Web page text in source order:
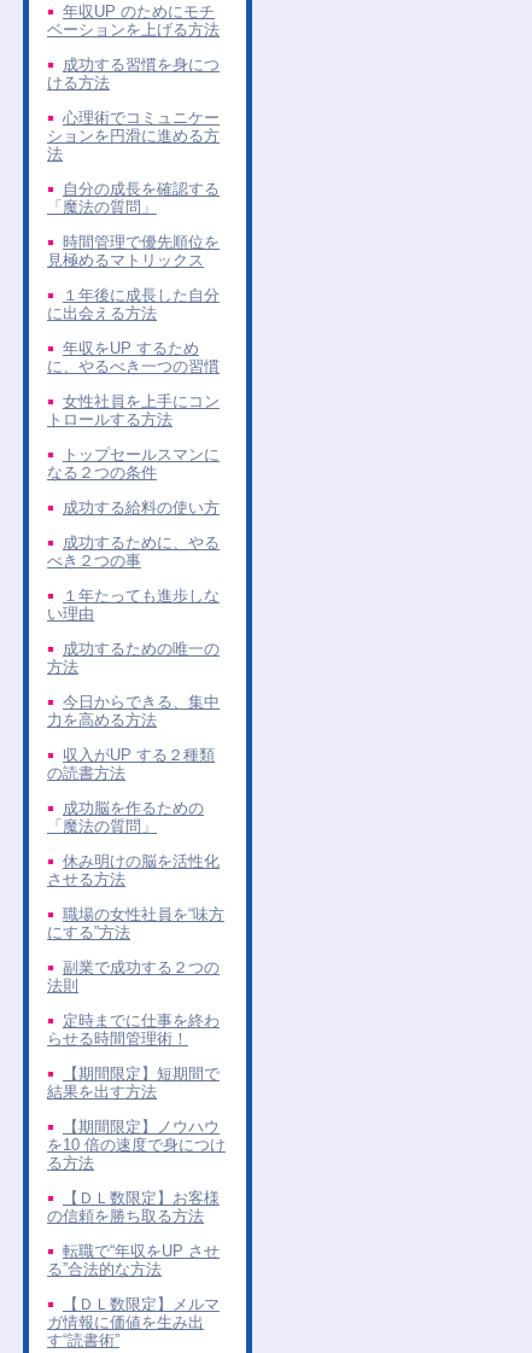
年収UP のためにモチ
ベーションを上げる方法
成功する習慣を身につ
ける方法
心理術でコミュニケー
ションを円滑に進める方
法
自分の成長を確認する
「魔法の質問」
時間管理で優先順位を
見極めるマトリックス
１年後に成長した自分
に出会える方法
年収をUP するため
に、やるべき一つの習慣
女性社員を上手にコン
トロールする方法
トップセールスマンに
なる２つの条件
成功する給料の使い方
成功するために、やる
べき２つの事
１年たっても進歩しな
い理由
成功するための唯一の
方法
今日からできる、集中
力を高める方法
収入がUP する２種類
の読書方法
成功脳を作るための
「魔法の質問」
休み明けの脳を活性化
させる方法
職場の女性社員を“味方
にする”方法
副業で成功する２つの
法則
定時までに仕事を終わ
らせる時間管理術！
【期間限定】短期間で
結果を出す方法
【期間限定】ノウハウ
を10 倍の速度で身につけ
る方法
【ＤＬ数限定】お客様
の信頼を勝ち取る方法
転職で“年収をUP させ
る”合法的な方法
【ＤＬ数限定】メルマ
ガ情報に価値を生み出
す“読書術”